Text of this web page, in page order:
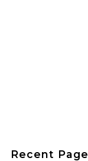
Recent Page